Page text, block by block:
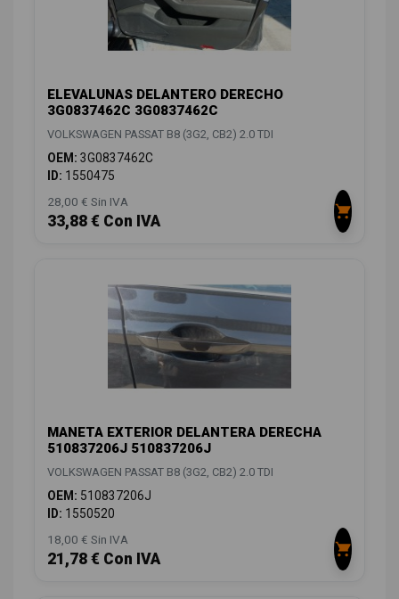
ELEVALUNAS DELANTERO DERECHO
3G0837462C 3G0837462C
VOLKSWAGEN PASSAT B8 (3G2, CB2) 2.0 TDI
OEM: 3G0837462C
ID: 1550475
28,00 € Sin IVA
33,88 € Con IVA
MANETA EXTERIOR DELANTERA DERECHA
510837206J 510837206J
VOLKSWAGEN PASSAT B8 (3G2, CB2) 2.0 TDI
OEM: 510837206J
ID: 1550520
18,00 € Sin IVA
21,78 € Con IVA